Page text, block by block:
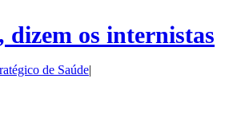
dizem os internistas
de Saúde|